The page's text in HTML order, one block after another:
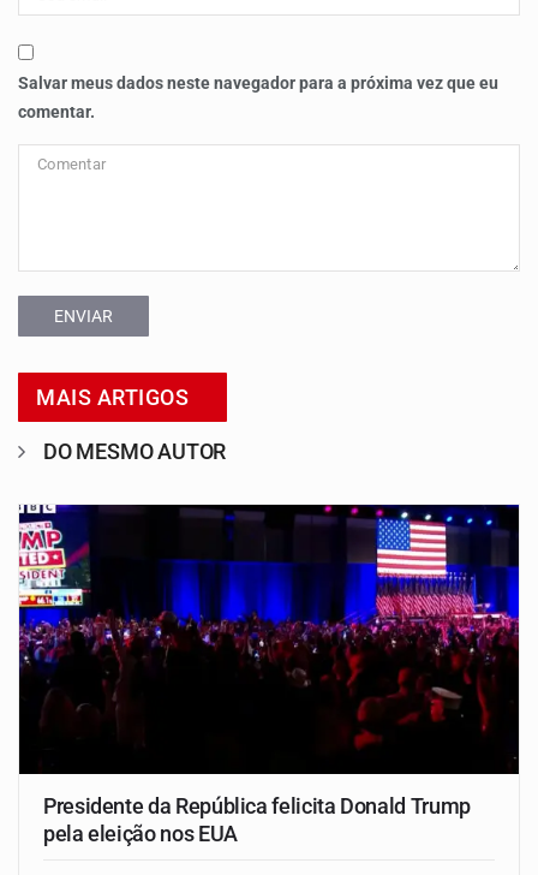
Salvar meus dados neste navegador para a próxima vez que eu
comentar.
ENVIAR
MAIS ARTIGOS
DO MESMO AUTOR
Presidente da República felicita Donald Trump
pela eleição nos EUA